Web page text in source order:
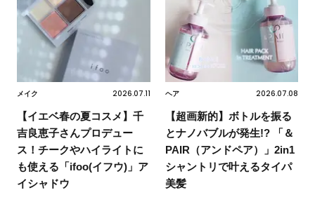
メイク 2026.07.11
【イエベ春の夏コスメ】千
吉良恵子さんプロデュー
ス！チークやハイライトに
も使える「ifoo(イフウ)」ア
イシャドウ
ヘア 2026.07.08
【超画新的】ボトルを振る
とナノバブルが発生!? 「＆
PAIR（アンドペア）」2in1
シャントリで叶えるタイパ
美髪